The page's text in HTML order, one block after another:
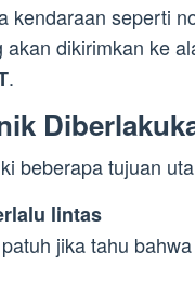
kendaraan seperti
dikirimkan ke
.
beberapa tujuan
lintas
jika tahu